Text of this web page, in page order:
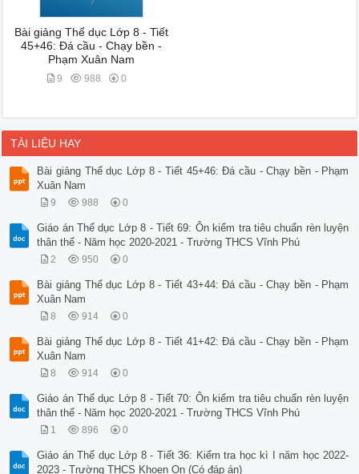
Bài giảng Thể dục Lớp 8 - Tiết
45+46: Đá cầu - Chạy bền -
Phạm Xuân Nam
9 988 0
TÀI LIỆU HAY
Bài giảng Thể dục Lớp 8 - Tiết 45+46: Đá cầu - Chạy bền - Phạm
Xuân Nam
9 988 0
Giáo án Thể dục Lớp 8 - Tiết 69: Ôn kiểm tra tiêu chuẩn rèn luyện
thân thể - Năm học 2020-2021 - Trường THCS Vĩnh Phú
2 950 0
Bài giảng Thể dục Lớp 8 - Tiết 43+44: Đá cầu - Chạy bền - Phạm
Xuân Nam
8 914 0
Bài giảng Thể dục Lớp 8 - Tiết 41+42: Đá cầu - Chạy bền - Phạm
Xuân Nam
8 914 0
Giáo án Thể dục Lớp 8 - Tiết 70: Ôn kiểm tra tiêu chuẩn rèn luyện
thân thể - Năm học 2020-2021 - Trường THCS Vĩnh Phú
1 896 0
Giáo án Thể dục Lớp 8 - Tiết 36: Kiểm tra học kì I năm học 2022-
2023 - Trường THCS Khoen On (Có đáp án)